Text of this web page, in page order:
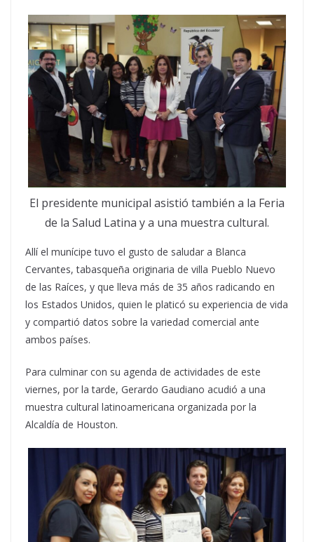
El presidente municipal asistió también a la Feria
de la Salud Latina y a una muestra cultural.
Allí el munícipe tuvo el gusto de saludar a Blanca
Cervantes, tabasqueña originaria de villa Pueblo Nuevo
de las Raíces, y que lleva más de 35 años radicando en
los Estados Unidos, quien le platicó su experiencia de vida
y compartió datos sobre la variedad comercial ante
ambos países.
Para culminar con su agenda de actividades de este
viernes, por la tarde, Gerardo Gaudiano acudió a una
muestra cultural latinoamericana organizada por la
Alcaldía de Houston.